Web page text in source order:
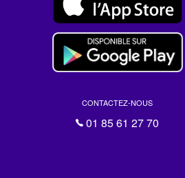
CONTACTEZ-NOUS
01 85 61 27 70